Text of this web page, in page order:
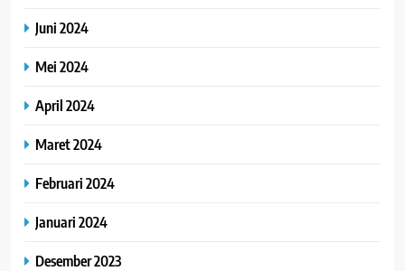
Juni 2024
Mei 2024
April 2024
Maret 2024
Februari 2024
Januari 2024
Desember 2023